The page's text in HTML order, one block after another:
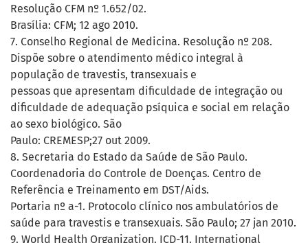
Resolução CFM nº 1.652/02.
Brasília: CFM; 12 ago 2010.
7. Conselho Regional de Medicina. Resolução nº 208.
Dispõe sobre o atendimento médico integral à
população de travestis, transexuais e
pessoas que apresentam dificuldade de integração ou
dificuldade de adequação psíquica e social em relação
ao sexo biológico. São
Paulo: CREMESP;27 out 2009.
8. Secretaria do Estado da Saúde de São Paulo.
Coordenadoria do Controle de Doenças. Centro de
Referência e Treinamento em DST/Aids.
Portaria nº a-1. Protocolo clínico nos ambulatórios de
saúde para travestis e transexuais. São Paulo; 27 jan 2010.
9. World Health Organization. ICD-11. International